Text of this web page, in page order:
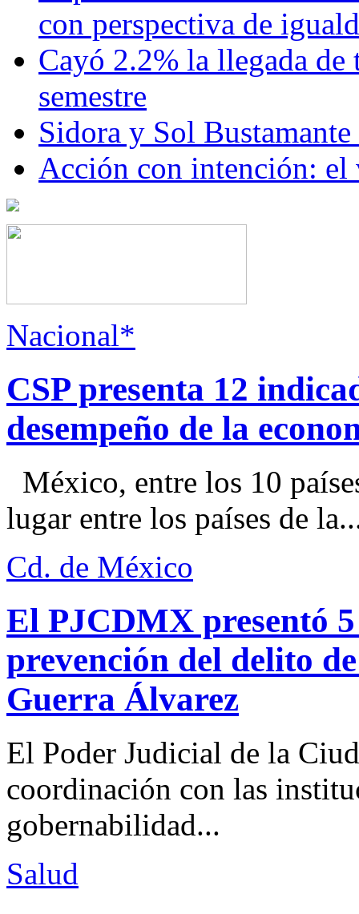
con perspectiva de
Cayó 2.2% la llegada de
semestre
Sidora y Sol
Acción con intención: el
Nacional*
CSP presenta 12
desempeño de la
México, entre los 10
lugar entre los países de
Cd. de México
El PJCDMX presentó
prevención del delito
Guerra Álvarez
El Poder Judicial de la
coordinación con las
gobernabilidad...
Salud